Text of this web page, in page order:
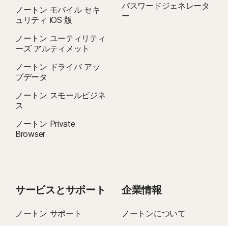
ノートン モバイル セキ
ュリティ iOS 版
ノートン ユーティリティ
ーズ アルティメット
ノートン ドライバ アッ
プデータ
ノートン スモールビジネ
ス
ノートン Private
Browser
パスワードジェネレータ
ー
サービスとサポート
ノートン サポート
企業情報
ノートンについて